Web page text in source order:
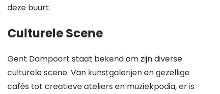
deze buurt.
Culturele Scene
Gent Dampoort staat bekend om zijn diverse
culturele scene. Van kunstgalerijen en gezellige
cafés tot creatieve ateliers en muziekpodia, er is